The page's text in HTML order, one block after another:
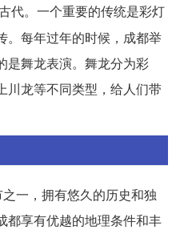
代。一个重要的传统是彩灯
。每年过年的时候，成都举
是舞龙表演。舞龙分为彩
川龙等不同类型，给人们带
一，拥有悠久的历史和独
都享有优越的地理条件和丰